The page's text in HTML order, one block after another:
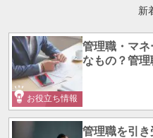
新
お役立ち情報
管理職・マ
なもの？管
管理職を引